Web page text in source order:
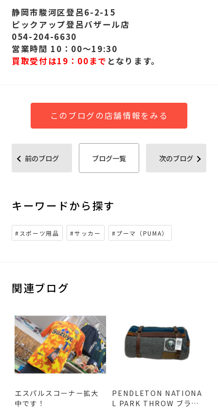
静岡市駿河区登呂6-2-15
ピックアップ登呂バザール店
054-204-6630
営業時間 10：00～19:30
買取受付は19：00まで となります。
このブログの店舗情報をみる
前のブログ ブログ一覧 次のブログ
キーワードから探す
#スポーツ用品 #サッカー #プーマ（PUMA）
関連ブログ
エスパルスコーナー拡大
中です！
PENDLETON NATIONA
L PARK THROW ブラン